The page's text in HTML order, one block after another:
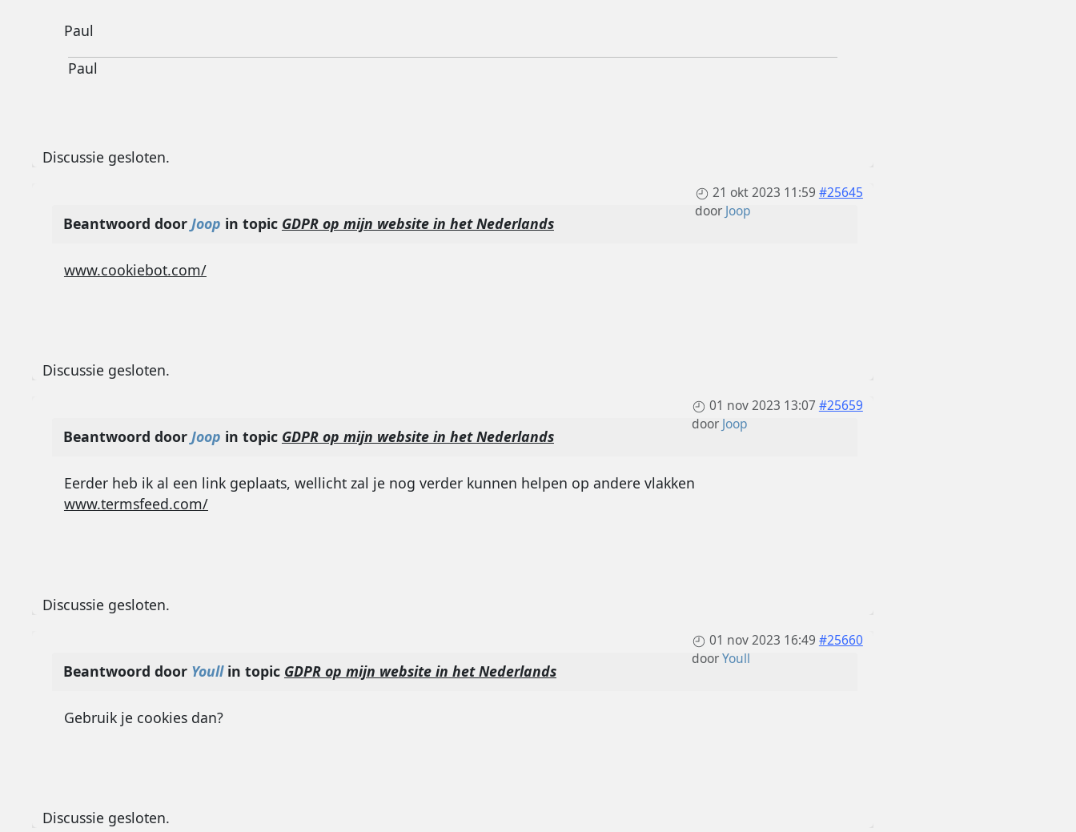
Paul
Paul
Discussie gesloten.
21 okt 2023 11:59 #25645
door Joop
Beantwoord door Joop in topic GDPR op mijn website in het Nederlands
www.cookiebot.com/
Discussie gesloten.
01 nov 2023 13:07 #25659
door Joop
Beantwoord door Joop in topic GDPR op mijn website in het Nederlands
Eerder heb ik al een link geplaats, wellicht zal je nog verder kunnen helpen op andere vlakken
www.termsfeed.com/
Discussie gesloten.
01 nov 2023 16:49 #25660
doorYoull
Beantwoord door Youllin topic GDPR op mijn website in het Nederlands
Gebruik je cookies dan?
Discussie gesloten.